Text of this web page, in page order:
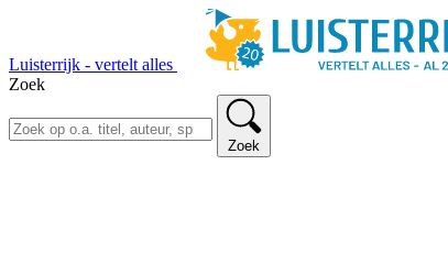
Luisterrijk - vertelt alles
Zoek
Zoek